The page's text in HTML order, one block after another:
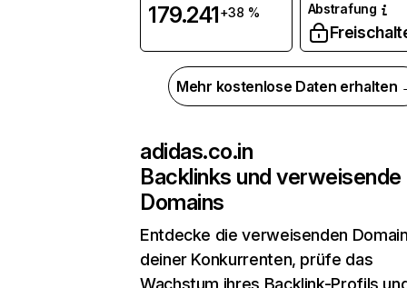
179.241+38 %
Abstrafung
Mehr kostenlose Daten erhalten
adidas.co.in
Backlinks und verweisende
Domains
Entdecke die verweisenden
deiner Konkurrenten, prüfe das
Wachstum ihres Backlink-Profils